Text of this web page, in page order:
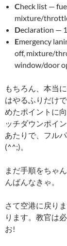
Check list —
mixture/
Declaration —
Emergency
off, mixture/
window/door
もちろん、本当
はやるふりだけ
めたポイントに
ッチダウンポイ
あたりで、フル
(^^;)。
まだ手順をちゃ
んばんなきゃ。
さて空港に戻り
ります。教官は
お!